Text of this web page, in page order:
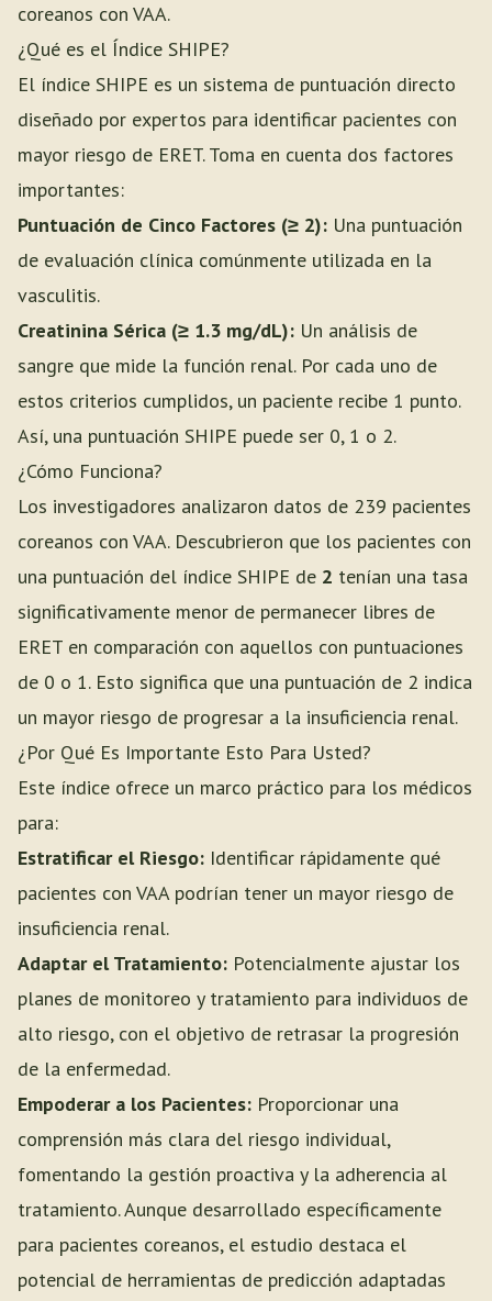
coreanos con VAA.
¿Qué es el Índice SHIPE?
El índice SHIPE es un sistema de puntuación directo
diseñado por expertos para identificar pacientes con
mayor riesgo de ERET. Toma en cuenta dos factores
importantes:
Puntuación de Cinco Factores (≥ 2): Una puntuación
de evaluación clínica comúnmente utilizada en la
vasculitis.
Creatinina Sérica (≥ 1.3 mg/dL): Un análisis de
sangre que mide la función renal. Por cada uno de
estos criterios cumplidos, un paciente recibe 1 punto.
Así, una puntuación SHIPE puede ser 0, 1 o 2.
¿Cómo Funciona?
Los investigadores analizaron datos de 239 pacientes
coreanos con VAA. Descubrieron que los pacientes con
una puntuación del índice SHIPE de 2 tenían una tasa
significativamente menor de permanecer libres de
ERET en comparación con aquellos con puntuaciones
de 0 o 1. Esto significa que una puntuación de 2 indica
un mayor riesgo de progresar a la insuficiencia renal.
¿Por Qué Es Importante Esto Para Usted?
Este índice ofrece un marco práctico para los médicos
para:
Estratificar el Riesgo: Identificar rápidamente qué
pacientes con VAA podrían tener un mayor riesgo de
insuficiencia renal.
Adaptar el Tratamiento: Potencialmente ajustar los
planes de monitoreo y tratamiento para individuos de
alto riesgo, con el objetivo de retrasar la progresión
de la enfermedad.
Empoderar a los Pacientes: Proporcionar una
comprensión más clara del riesgo individual,
fomentando la gestión proactiva y la adherencia al
tratamiento. Aunque desarrollado específicamente
para pacientes coreanos, el estudio destaca el
potencial de herramientas de predicción adaptadas